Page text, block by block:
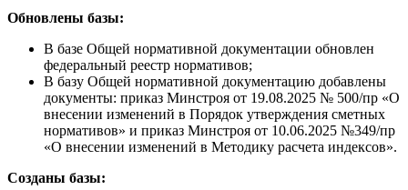
Обновлены базы:
В базе Общей нормативной документации обновлен
федеральный реестр нормативов;
В базу Общей нормативной документацию добавлены
документы: приказ Минстроя от 19.08.2025 № 500/пр «О
внесении изменений в Порядок утверждения сметных
нормативов» и приказ Минстроя от 10.06.2025 №349/пр
«О внесении изменений в Методику расчета индексов».
Созданы базы: